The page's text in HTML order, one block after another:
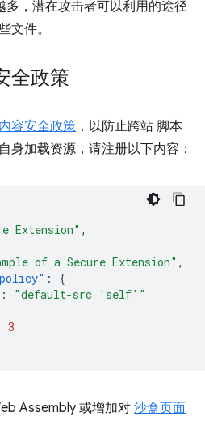
多，潜在攻击者可以利用的途径
文件。
全政策
内容安全政策 ，以防止跨站 脚本
身加载资源，请注册以下内容：
Extension" ,
of a Secure Extension" ,
:
{
:
"default-src 'self'"
3
Assembly 或增加对 沙盒页面